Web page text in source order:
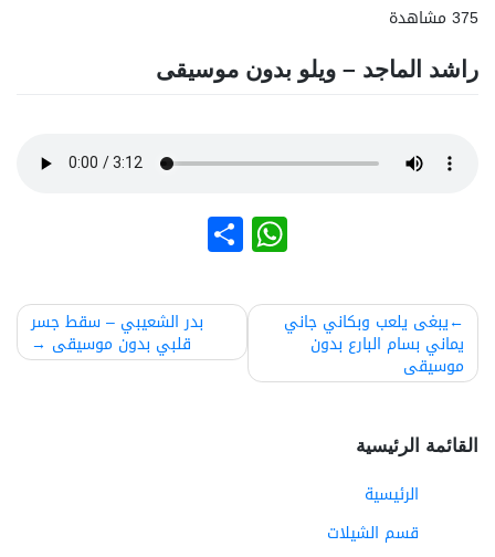
375 مشاهدة
راشد الماجد – ويلو بدون موسيقى
WhatsApp
نشر
تصفّح
المقالات
يبغى يلعب وبكاني جاني
يماني بسام البارع بدون
موسيقى
بدر الشعيبي – سقط جسر
قلبي بدون موسيقى
القائمة الرئيسية
الرئيسية
قسم الشيلات